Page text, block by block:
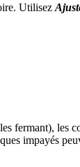
Utilisez
fermant), les
impayés